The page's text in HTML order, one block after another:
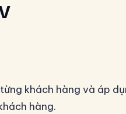
khách hàng và áp
hàng.